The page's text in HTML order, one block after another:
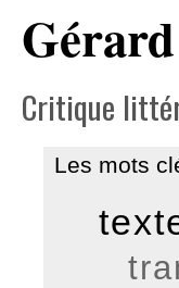
Critique
Les mots